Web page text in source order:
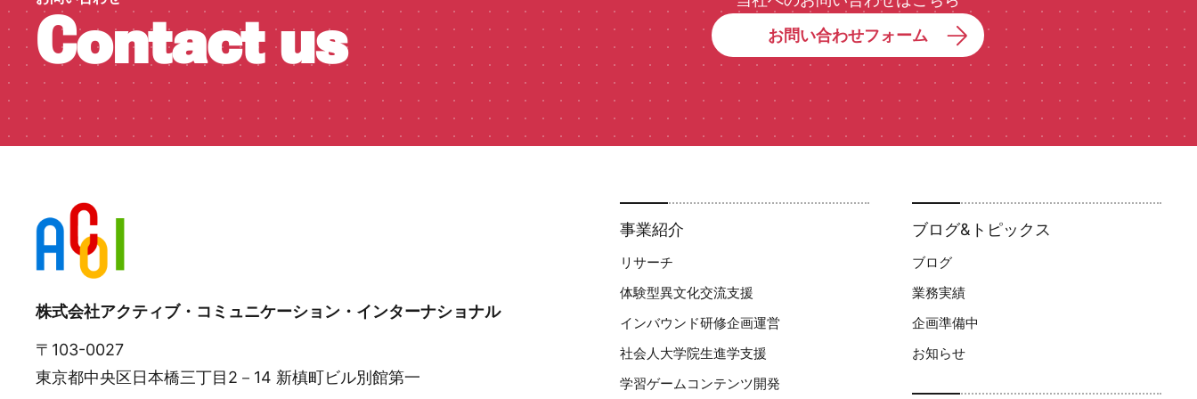
Contact us
お問い合わせフォーム
株式会社アクティブ・コミュニケーション・インターナショナル
〒103-0027
東京都中央区日本橋三丁目2－14 新槙町ビル別館第一
事業紹介
リサーチ
体験型異文化交流支援​
インバウンド研修企画運営
社会人大学院生進学支援
学習ゲームコンテンツ開発
ブログ&トピックス
ブログ
業務実績
企画準備中
お知らせ